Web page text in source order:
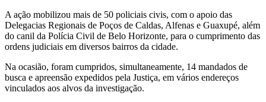
A ação mobilizou mais de 50 policiais civis, com o apoio das
Delegacias Regionais de Poços de Caldas, Alfenas e Guaxupé, além
do canil da Polícia Civil de Belo Horizonte, para o cumprimento das
ordens judiciais em diversos bairros da cidade.
Na ocasião, foram cumpridos, simultaneamente, 14 mandados de
busca e apreensão expedidos pela Justiça, em vários endereços
vinculados aos alvos da investigação.